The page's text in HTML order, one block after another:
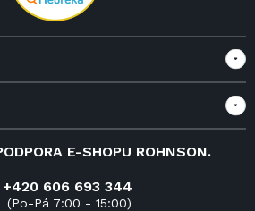
E-SHOPU ROHNSON.
+420 606 693 344
(Po-Pá 7:00 - 15:00)